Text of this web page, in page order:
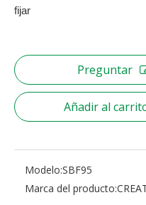
fijar
Preguntar
Añadir al
Modelo:SBF95
Marca del producto: